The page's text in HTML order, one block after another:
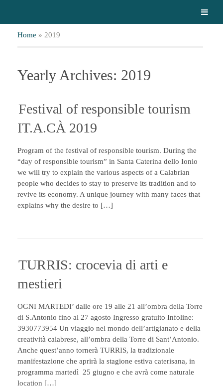
Home » 2019
Yearly Archives: 2019
Festival of responsible tourism
IT.A.CÀ 2019
Program of the festival of responsible tourism. During the
“day of responsible tourism” in Santa Caterina dello Ionio
we will try to explain the various aspects of a Calabrian
people who decides to stay to preserve its tradition and to
revive its economy. A unique journey with many faces that
explains why the desire to […]
TURRIS: crocevia di arti e
mestieri
OGNI MARTEDI’ dalle ore 19 alle 21 all’ombra della Torre
di S.Antonio fino al 27 agosto Ingresso gratuito Infoline:
3930773954 Un viaggio nel mondo dell’artigianato e della
creatività calabrese, all’ombra della Torre di Sant’Antonio.
Anche quest’anno tornerà TURRIS, la tradizionale
manifestazione che aprirà la stagione estiva caterisana, in
programma martedì 25 giugno e che avrà come naturale
location […]